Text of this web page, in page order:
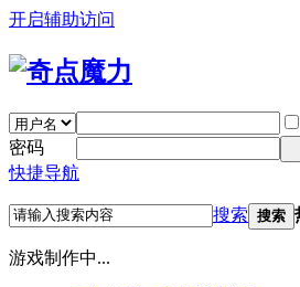
开启辅助访问
密码
快捷导航
搜索 搜索
游戏制作中...